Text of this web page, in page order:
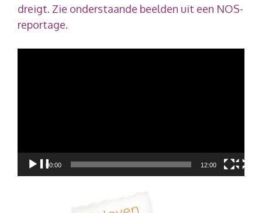
dreigt. Zie onderstaande beelden uit een NOS-
reportage.
00:00 12:00